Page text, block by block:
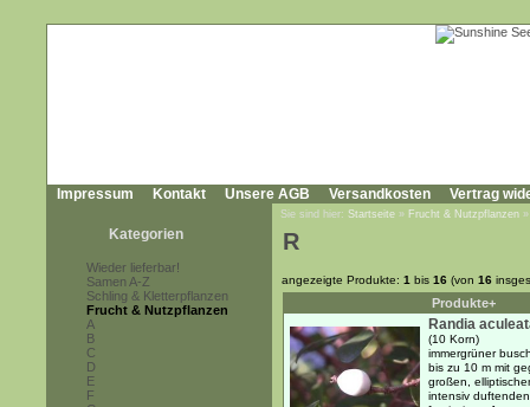
Impressum Kontakt Unsere AGB Versandkosten Vertrag
Kategorien
Wieder lieferbar!
Samen A-Z
Schling & Kletterpflanzen
Frucht & Nutzpflanzen
A
B
C
D
E
F
Sie sind hier: Startseite » Frucht & Nutzpflanzen
R
angezeigte Produkte: 1 bis 16 (von 16
Produkte+
Randia
(10 Korn)
immergrüner
bis zu 10 m mit
großen,
intensiv